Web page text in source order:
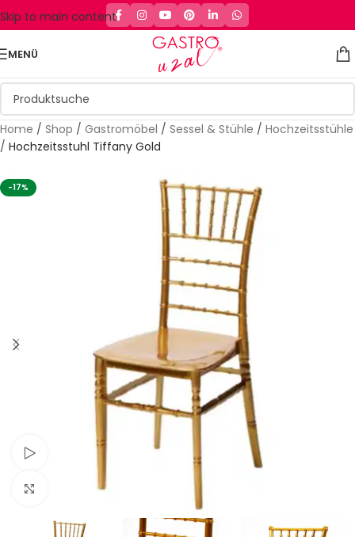
Skip to main content
MENÜ
Home / Shop / Gastromöbel / Sessel & Stühle / Hochzeitsstühle
/ Hochzeitsstuhl Tiffany Gold
-17%
Schau Video
Klick zum Vergrößern